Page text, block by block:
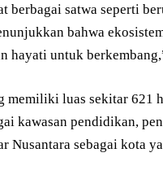
berbagai satwa seperti
bahwa
hayati untuk
memiliki luas sekitar 621
kawasan pendidikan,
Nusantara sebagai kota